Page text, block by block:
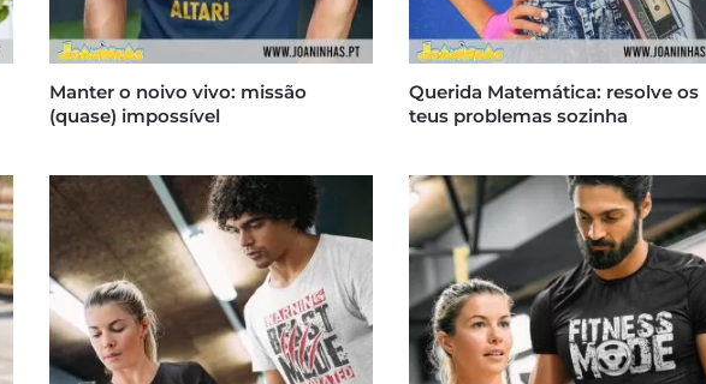
Manter o noivo vivo: missão
(quase) impossível
Querida Matemática: resolve os
teus problemas sozinha